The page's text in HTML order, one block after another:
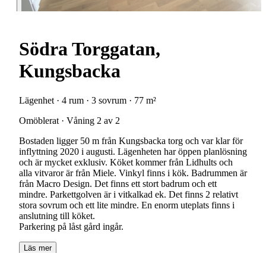
Södra Torggatan,
Kungsbacka
Lägenhet · 4 rum · 3 sovrum · 77 m²
Omöblerat · Våning 2 av 2
Bostaden ligger 50 m från Kungsbacka torg och var klar för
inflyttning 2020 i augusti. Lägenheten har öppen planlösning
och är mycket exklusiv. Köket kommer från Lidhults och
alla vitvaror är från Miele. Vinkyl finns i kök. Badrummen är
från Macro Design. Det finns ett stort badrum och ett
mindre. Parkettgolven är i vitkalkad ek. Det finns 2 relativt
stora sovrum och ett lite mindre. En enorm uteplats finns i
anslutning till köket.
Parkering på låst gård ingår.
Läs mer